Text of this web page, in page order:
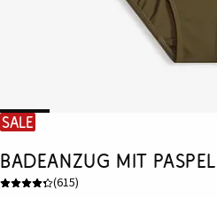
SALE
Badeanzug mit Paspel
(615)